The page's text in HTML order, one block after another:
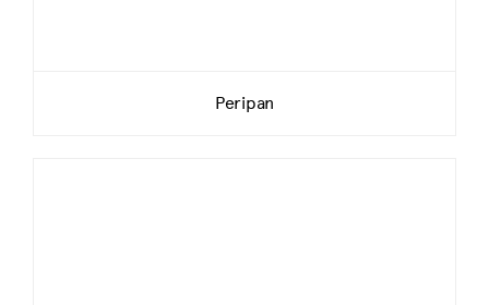
Peripan